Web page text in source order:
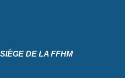
SIÈGE DE LA FFHM